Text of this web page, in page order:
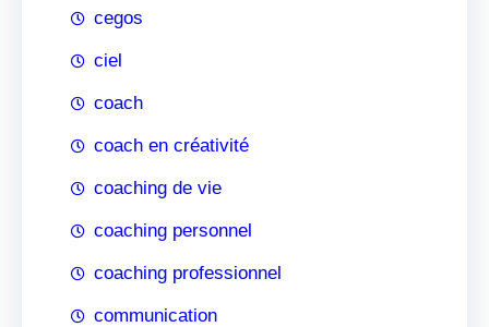
cegos
ciel
coach
coach en créativité
coaching de vie
coaching personnel
coaching professionnel
communication